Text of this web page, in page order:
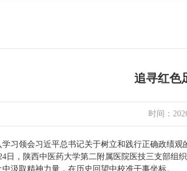
追寻红色
时间：
学习领会习近平总书记关于树立和践行正确政绩
日，陕西中医药大学第二附属医院医技三支部组
汲取精神力量，在历史回望中校准干事坐标。